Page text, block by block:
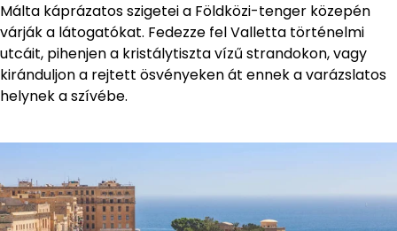
Málta káprázatos szigetei a Földközi-tenger közepén
várják a látogatókat. Fedezze fel Valletta történelmi
utcáit, pihenjen a kristálytiszta vízű strandokon, vagy
kiránduljon a rejtett ösvényeken át ennek a varázslatos
helynek a szívébe.